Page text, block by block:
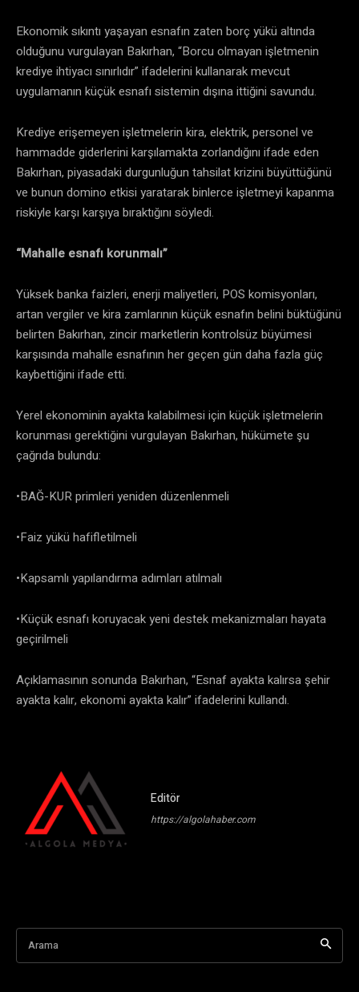
Ekonomik sıkıntı yaşayan esnafın zaten borç yükü altında
olduğunu vurgulayan Bakırhan, “Borcu olmayan işletmenin
krediye ihtiyacı sınırlıdır” ifadelerini kullanarak mevcut
uygulamanın küçük esnafı sistemin dışına ittiğini savundu.
Krediye erişemeyen işletmelerin kira, elektrik, personel ve
hammadde giderlerini karşılamakta zorlandığını ifade eden
Bakırhan, piyasadaki durgunluğun tahsilat krizini büyüttüğünü
ve bunun domino etkisi yaratarak binlerce işletmeyi kapanma
riskiyle karşı karşıya bıraktığını söyledi.
“Mahalle esnafı korunmalı”
Yüksek banka faizleri, enerji maliyetleri, POS komisyonları,
artan vergiler ve kira zamlarının küçük esnafın belini büktüğünü
belirten Bakırhan, zincir marketlerin kontrolsüz büyümesi
karşısında mahalle esnafının her geçen gün daha fazla güç
kaybettiğini ifade etti.
Yerel ekonominin ayakta kalabilmesi için küçük işletmelerin
korunması gerektiğini vurgulayan Bakırhan, hükümete şu
çağrıda bulundu:
•BAĞ-KUR primleri yeniden düzenlenmeli
•Faiz yükü hafifletilmeli
•Kapsamlı yapılandırma adımları atılmalı
•Küçük esnafı koruyacak yeni destek mekanizmaları hayata
geçirilmeli
Açıklamasının sonunda Bakırhan, “Esnaf ayakta kalırsa şehir
ayakta kalır, ekonomi ayakta kalır” ifadelerini kullandı.
Editör
https://algolahaber.com
Arama